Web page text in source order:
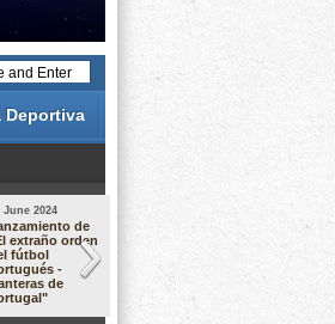
Deportiva
June 2024
de
extraño orden
fútbol
-
de
19 May 2024
Análisis de
Liga
23/24: